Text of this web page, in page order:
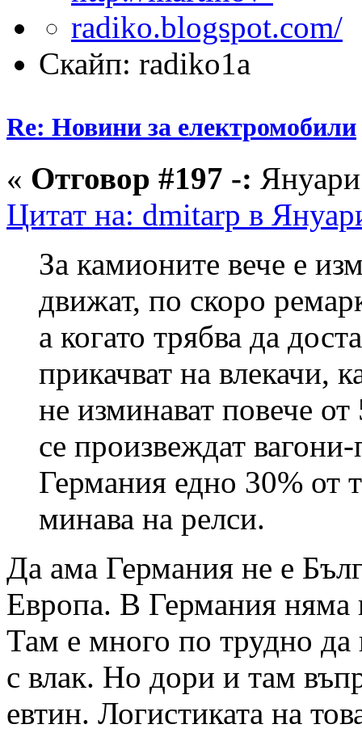
Скайп: radiko1a
Re: Новини за електромобили
« Отговор #197 -:
Цитат на: dmitarp в
За камионите вече е
движат, по скоро
а когато трябва да
прикачват на влекачи,
не изминават повече
се произвеждат
Германия едно 30% от
минава на релси.
Да ама Германия не е
Европа. В Германия няма
Там е много по трудно да
с влак. Но дори и там
евтин. Логистиката на